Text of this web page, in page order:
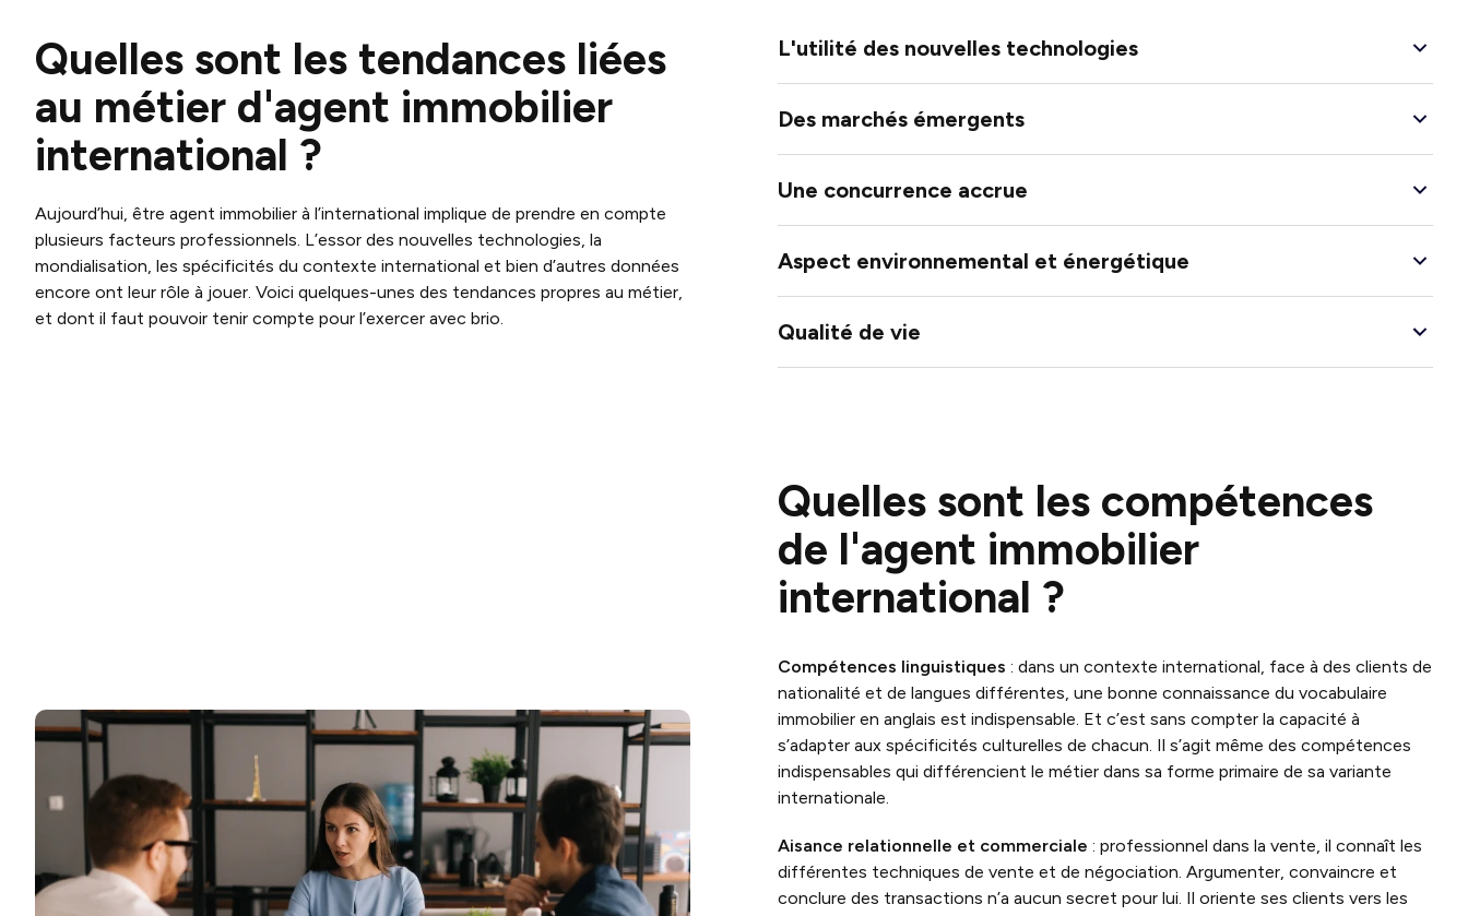
Quelles sont les tendances liées
au métier d'agent immobilier
international ?
Aujourd’hui, être agent immobilier à l’international implique de prendre en compte
plusieurs facteurs professionnels. L’essor des nouvelles technologies, la
mondialisation, les spécificités du contexte international et bien d’autres données
encore ont leur rôle à jouer. Voici quelques-unes des tendances propres au métier,
et dont il faut pouvoir tenir compte pour l’exercer avec brio.
L'utilité des nouvelles technologies
Des marchés émergents
Une concurrence accrue
Aspect environnemental et énergétique
Qualité de vie
Quelles sont les compétences
de l'agent immobilier
international ?
Compétences linguistiques : dans un contexte international, face à des clients de
nationalité et de langues différentes, une bonne connaissance du vocabulaire
immobilier en anglais est indispensable. Et c’est sans compter la capacité à
s’adapter aux spécificités culturelles de chacun. Il s’agit même des compétences
indispensables qui différencient le métier dans sa forme primaire de sa variante
internationale.
Aisance relationnelle et commerciale : professionnel dans la vente, il connaît les
différentes techniques de vente et de négociation. Argumenter, convaincre et
conclure des transactions n’a aucun secret pour lui. Il oriente ses clients vers les